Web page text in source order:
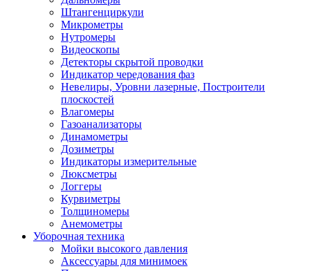
Штангенциркули
Микрометры
Нутромеры
Видеоскопы
Детекторы скрытой проводки
Индикатор чередования фаз
Невелиры, Уровни лазерные, Построители
плоскостей
Влагомеры
Газоанализаторы
Динамометры
Дозиметры
Индикаторы измерительные
Люксметры
Логгеры
Курвиметры
Толщиномеры
Анемометры
Уборочная техника
Мойки высокого давления
Аксессуары для минимоек